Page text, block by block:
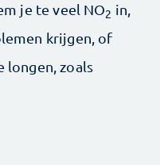
je te veel NO2 in,
krijgen, of
longen, zoals